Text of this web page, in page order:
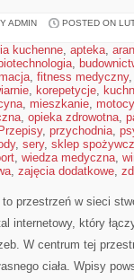
ADMIN POSTED ON
kuchenne, apteka,
biotechnologia,
, fitness medyczny,
, korepetycje,
, mieszkanie,
, opieka zdrowotna,
Przepisy, przychodnia,
, sery, sklep
, wiedza medyczna,
, zajęcia dodatkowe,
to przestrzeń w sieci
internetowy, który
W centrum tej
ciała. Wpisy